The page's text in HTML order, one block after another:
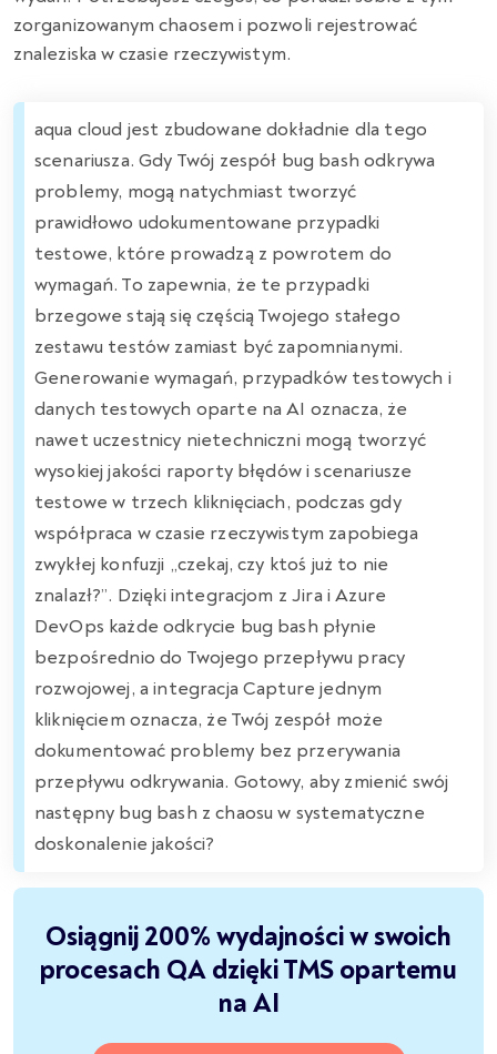
zorganizowanym chaosem i pozwoli rejestrować
znaleziska w czasie rzeczywistym.
aqua cloud jest zbudowane dokładnie dla tego
scenariusza. Gdy Twój zespół bug bash odkrywa
problemy, mogą natychmiast tworzyć
prawidłowo udokumentowane przypadki
testowe, które prowadzą z powrotem do
wymagań. To zapewnia, że te przypadki
brzegowe stają się częścią Twojego stałego
zestawu testów zamiast być zapomnianymi.
Generowanie wymagań, przypadków testowych i
danych testowych oparte na AI oznacza, że
nawet uczestnicy nietechniczni mogą tworzyć
wysokiej jakości raporty błędów i scenariusze
testowe w trzech kliknięciach, podczas gdy
współpraca w czasie rzeczywistym zapobiega
zwykłej konfuzji „czekaj, czy ktoś już to nie
znalazł?”. Dzięki integracjom z Jira i Azure
DevOps każde odkrycie bug bash płynie
bezpośrednio do Twojego przepływu pracy
rozwojowej, a integracja Capture jednym
kliknięciem oznacza, że Twój zespół może
dokumentować problemy bez przerywania
przepływu odkrywania. Gotowy, aby zmienić swój
następny bug bash z chaosu w systematyczne
doskonalenie jakości?
Osiągnij 200% wydajności w swoich
procesach QA dzięki TMS opartemu
na AI